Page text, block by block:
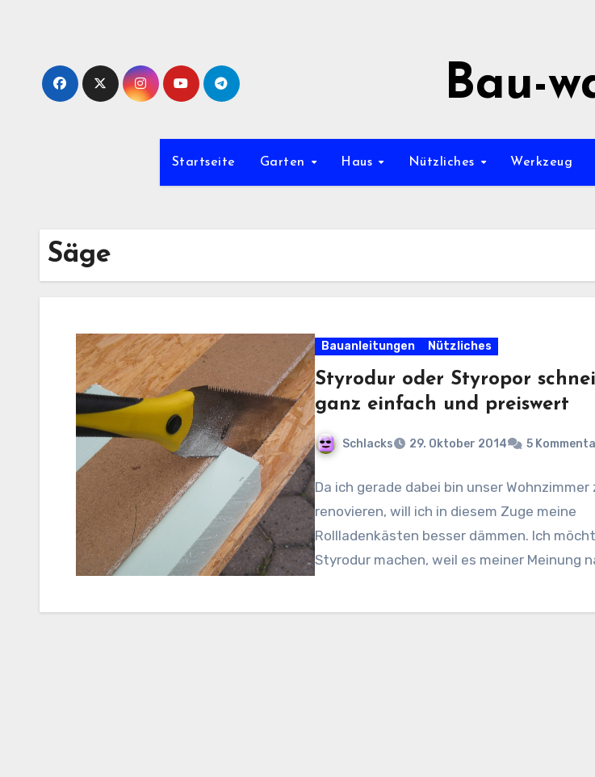
Bau-
Startseite Garten Haus Nützliches Werkzeug
Säge
Bauanleitungen Nützliches
Styrodur oder Styropor
ganz einfach und preiswert
Schlacks 29. Oktober 2014 5
Da ich gerade dabei bin unser Wohnzimmer
renovieren, will ich in diesem Zuge meine
Rollladenkästen besser dämmen. Ich
Styrodur machen, weil es meiner Meinung